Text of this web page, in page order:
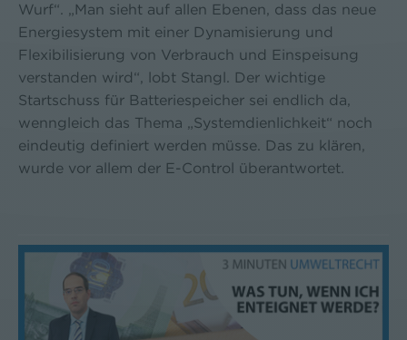
Wurf“. „Man sieht auf allen Ebenen, dass das neue
Energiesystem mit einer Dynamisierung und
Flexibilisierung von Verbrauch und Einspeisung
verstanden wird“, lobt Stangl. Der wichtige
Startschuss für Batteriespeicher sei endlich da,
wenngleich das Thema „Systemdienlichkeit“ noch
eindeutig definiert werden müsse. Das zu klären,
wurde vor allem der E-Control überantwortet.